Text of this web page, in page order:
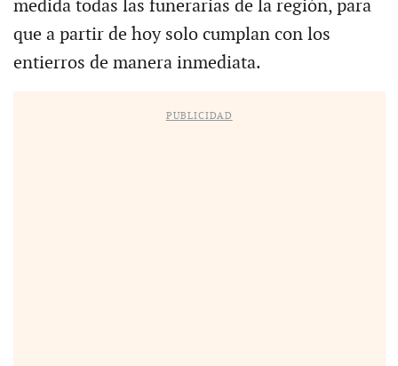
medida todas las funerarias de la región, para
que a partir de hoy solo cumplan con los
entierros de manera inmediata.
PUBLICIDAD